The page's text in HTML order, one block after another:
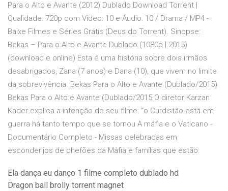
Para o Alto e Avante (2012) Dublado Download Torrent |
Qualidade: 720p com Vídeo: 10 e Áudio: 10 / Drama / MP4 -
Baixe Filmes e Séries Grátis (Deus do Torrent). Sinopse:
Bekas – Para o Alto e Avante Dublado (1080p | 2015)
(download e online) Esta é uma história sobre dois irmãos
desabrigados, Zana (7 anos) e Dana (10), que vivem no limite
da sobrevivência. Bekas Para o Alto e Avante (Dublado/2015)
Bekas Para o Alto e Avante (Dublado/2015 O diretor Karzan
Kader explica a intenção de seu filme: “o Curdistão está em
guerra há tanto tempo que se tornou A máfia e o Vaticano -
Documentário Completo - Missas celebradas em
esconderijos de chefões da Máfia e famílias que estão
Ela dança eu danço 1 filme completo dublado hd
Dragon ball brolly torrent magnet